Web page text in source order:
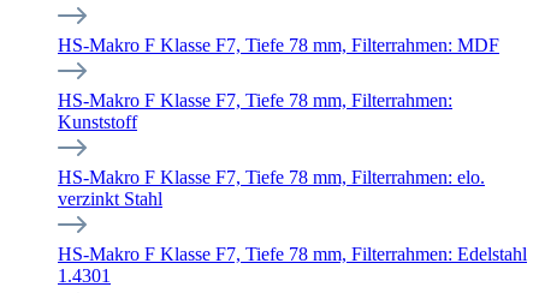
HS-Makro F Klasse F7, Tiefe 78 mm, Filterrahmen: MDF
HS-Makro F Klasse F7, Tiefe 78 mm, Filterrahmen:
Kunststoff
HS-Makro F Klasse F7, Tiefe 78 mm, Filterrahmen: elo.
verzinkt Stahl
HS-Makro F Klasse F7, Tiefe 78 mm, Filterrahmen: Edelstahl
1.4301